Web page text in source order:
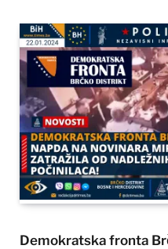
Demokratska fronta